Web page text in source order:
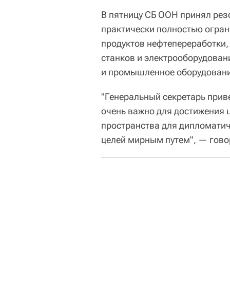
В пятницу СБ ООН принял
практически полностью
продуктов
станков и
и промышленное
"Генеральный секретарь
очень важно для достижения
пространства для
целей мирным путем", —